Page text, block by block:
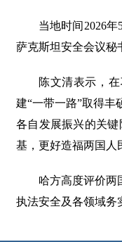
当地时间2026
萨克斯坦安全会议秘
陈文清表示，
建“一带一路”取得
各自发展振兴的关
基，更好造福两国人
哈方高度评价两
执法安全及各领域务